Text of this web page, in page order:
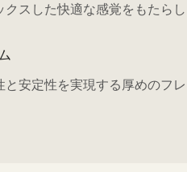
スした快適な感覚をもたらし
と安定性を実現する厚めのフ